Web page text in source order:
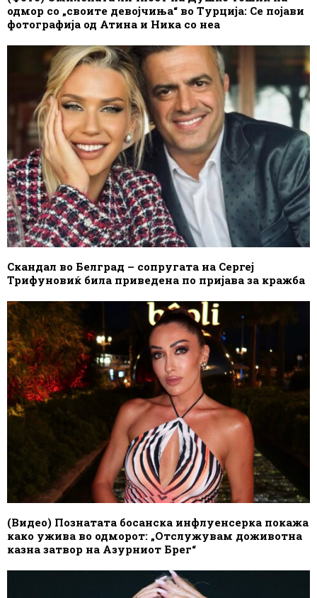
одмор со „своите девојчиња“ во Турција: Се појави
фотографија од Атина и Ника со неа
Скандал во Белград – сопругата на Сергеј
Трифуновиќ била приведена по пријава за кражба
(Видео) Познатата босанска инфлуенсерка покажа
како ужива во одморот: „Отслужувам доживотна
казна затвор на Азурниот Брег“